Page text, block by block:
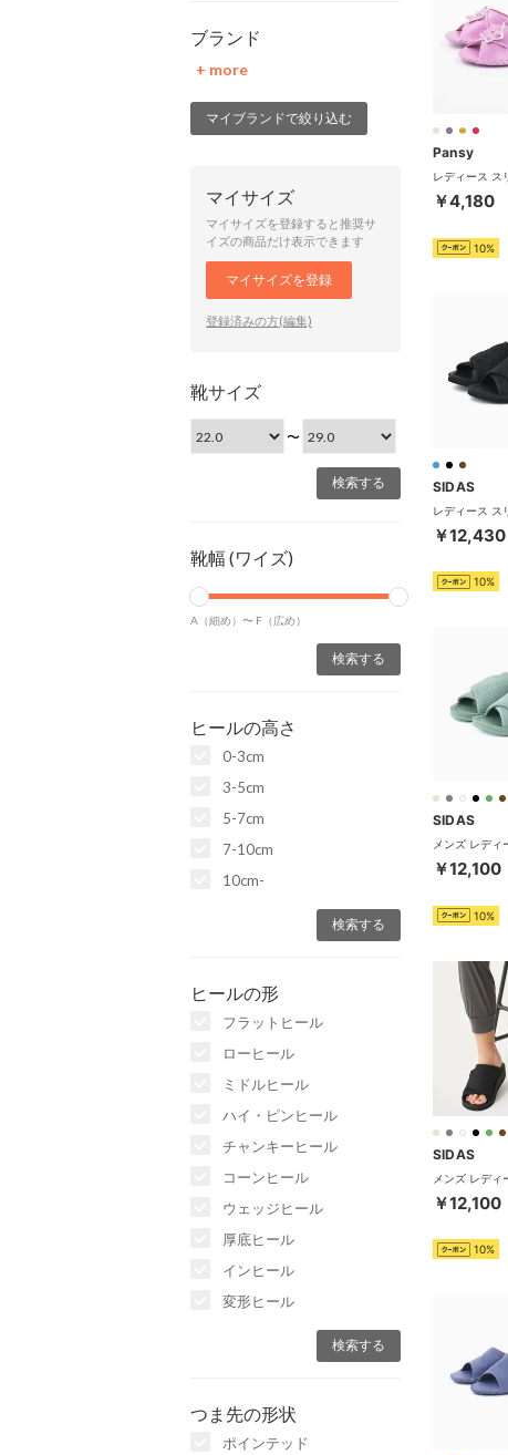
ブランド
+ more
マイブランドで絞り込む
マイサイズ
マイサイズを登録すると推奨サ
イズの商品だけ表示できます
マイサイズを登録
登録済みの方(編集)
靴サイズ
〜
靴幅 (ワイズ)
A（細め）〜 F（広め）
ヒールの高さ
0-3cm
3-5cm
5-7cm
7-10cm
10cm-
ヒールの形
フラットヒール
ローヒール
ミドルヒール
ハイ・ピンヒール
チャンキーヒール
コーンヒール
ウェッジヒール
厚底ヒール
インヒール
変形ヒール
つま先の形状
ポインテッド
Pansy
￥4,180
10%
SIDAS
￥12,430
10%
SIDAS
￥12,100
10%
SIDAS
￥12,100
10%